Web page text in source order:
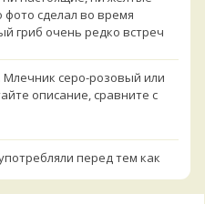
фото сделал во время
гриб очень редко встреч
серо-розовый или
описание, сравните с
перед тем как